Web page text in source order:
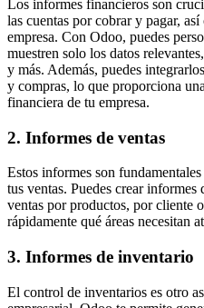
Los informes financieros son
las cuentas por cobrar y pagar,
empresa. Con Odoo, puedes
muestren solo los datos
y más. Además, puedes
y compras, lo que proporciona
financiera de tu empresa.
2. Informes de ventas
Estos informes son
tus ventas. Puedes crear
ventas por productos, por cliente
rápidamente qué áreas necesitan
3. Informes de inventario
El control de inventarios es otro